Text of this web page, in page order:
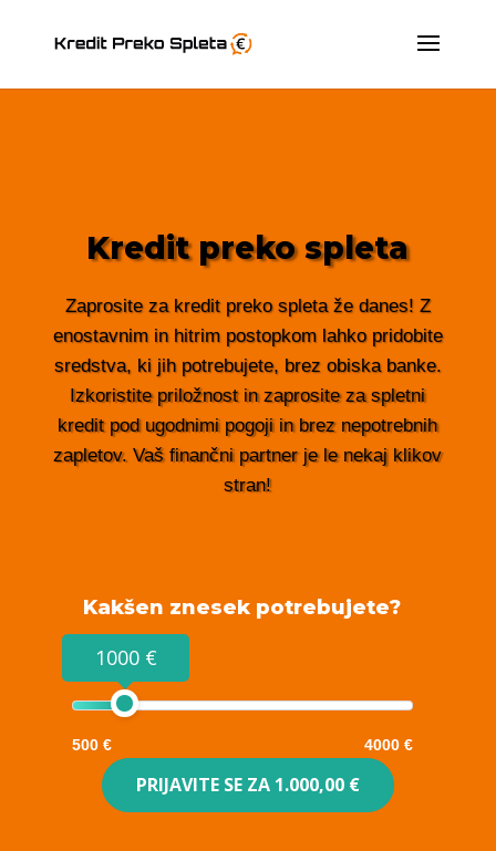
Kredit preko spleta
Zaprosite za kredit preko spleta že danes! Z
enostavnim in hitrim postopkom lahko pridobite
sredstva, ki jih potrebujete, brez obiska banke.
Izkoristite priložnost in zaprosite za spletni
kredit pod ugodnimi pogoji in brez nepotrebnih
zapletov. Vaš finančni partner je le nekaj klikov
stran!
Kakšen znesek potrebujete?
1000 €
500 € 4000 €
PRIJAVITE SE ZA 1.000,00 €